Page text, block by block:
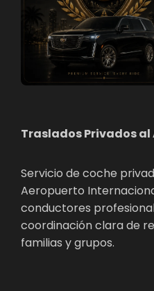
Traslados Privados
Servicio de coche
Aeropuerto
conductores
coordinación clara de
familias y grupos.